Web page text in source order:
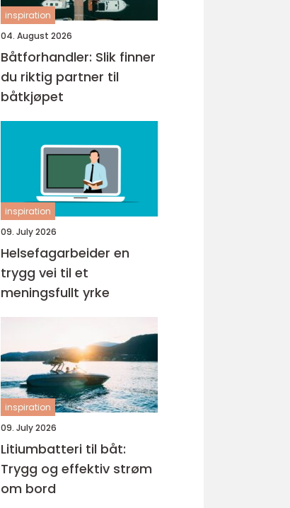
inspiration
04. August 2026
Båtforhandler: Slik finner
du riktig partner til
båtkjøpet
inspiration
09. July 2026
Helsefagarbeider en
trygg vei til et
meningsfullt yrke
inspiration
09. July 2026
Litiumbatteri til båt:
Trygg og effektiv strøm
om bord